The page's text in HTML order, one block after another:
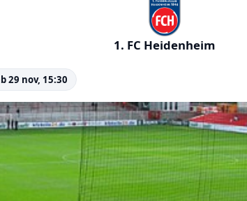
1. FC Heidenheim
29 nov, 15:30